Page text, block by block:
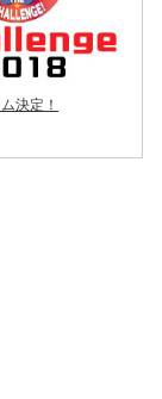
決定！